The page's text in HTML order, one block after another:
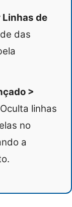
Linhas de
das
>
Oculta linhas
no
a